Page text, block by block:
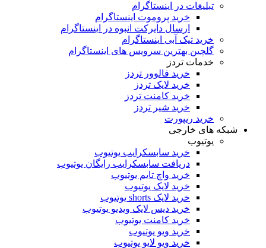
تبلیغات در اینستاگرام
خرید پروموت اینستاگرام
ارسال دایرکت انبوه در اینستاگرام
خرید تیک آبی اینستاگرام
گلچین بهترین سرویس های اینستاگرام
خدمات تردز
خرید فالوور تردز
خرید لایک تردز
خرید کامنت تردز
خرید شیر تردز
خرید ریپورت
شبکه های خارجی
یوتیوب
خرید سابسکرایب یوتیوب
دریافت سابسکرایب رایگان یوتیوب
خرید واچ تایم یوتیوب
خرید لایک یوتیوب
خرید لایک shorts یوتیوب
خرید دیس لایک ویدیو یوتیوب
خرید کامنت یوتیوب
خرید ویو یوتیوب
خرید ویو لایو یوتیوب